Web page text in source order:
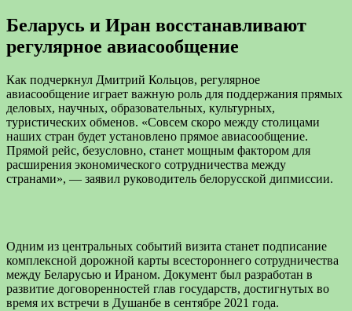
Беларусь и Иран восстанавливают
регулярное авиасообщение
Как подчеркнул Дмитрий Кольцов, регулярное
авиасообщение играет важную роль для поддержания прямых
деловых, научных, образовательных, культурных,
туристических обменов. «Совсем скоро между столицами
наших стран будет установлено прямое авиасообщение.
Прямой рейс, безусловно, станет мощным фактором для
расширения экономического сотрудничества между
странами», — заявил руководитель белорусской дипмиссии.
Одним из центральных событий визита станет подписание
комплексной дорожной карты всестороннего сотрудничества
между Беларусью и Ираном. Документ был разработан в
развитие договоренностей глав государств, достигнутых во
время их встречи в Душанбе в сентябре 2021 года.